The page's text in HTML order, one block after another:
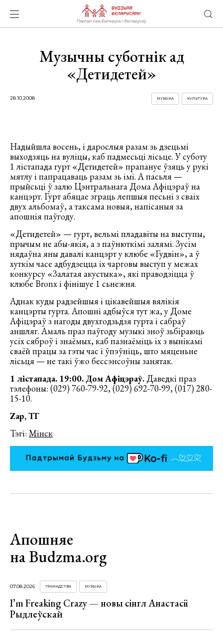
Музычны суботнік ад
«Детидетей»
28.10.2008 КУЛЬТУРА
МУЗЫКА
Надыйшла восень, і дарослыя разам зь дзецьмі
выходзяць на вуліцы, каб падмесьці лісьце. У суботу
1 лістапада гурт «Детидетей» прапануе ўзяць у рукі
мятлу і папрацаваць разам зь імі. А пасьля —
прыйсьці ў залю Цэнтральнага Дома Афіцэраў на
канцэрт. Гурт абяцае зграць лепшыя песьні з сваіх
двух альбомаў, а таксама новыя, напісаныя за
апошнія паўгоду.
«Детидетей» — гурт, вельмі пладавіты на выступы,
прычым не абы-якія, а з паўнюткімі залямі. Зусім
нядаўна яны давалі канцэрт у клюбе «Гудвін», а ў
хуткім часе адбудзецца іх чарговы выступ у межах
конкурсу «Залатая акустыка», які праводзіцца ў
клюбе Bronx і фінішуе 1 сьнежня.
Аднак куды радзейшыя і цікавейшыя вялікія
канцэрты гурта. Апошні адбыўся тут жа, у Доме
Афіцэраў з нагоды двухгодзьдзя гурта і сабраў
аншляг. Амаль праз паўгоду музыкі зноў зьбіраюць
усіх сяброў і знаёмых, каб пазнаёміць іх з вынікамі
сваёй працы за гэты час і ўпэўніць, што мяценьне
лісьця — не такі ўжо бессэнсоўны занятак.
1 лістапада. 19:00. Дом Афіцэраў. Даведкі праз
тэлефоны: (029) 760-79-92, (029) 692-70-99, (017) 280-
15-10.
Zap, ТГ
Тэгі: Мінск
Апошняе
на Budzma.org
07.08.2026 ГРАМАДСТВА МУЗЫКА
I’m Freaking Crazy — новы сінгл Анастасіі
Рыдлеўскай